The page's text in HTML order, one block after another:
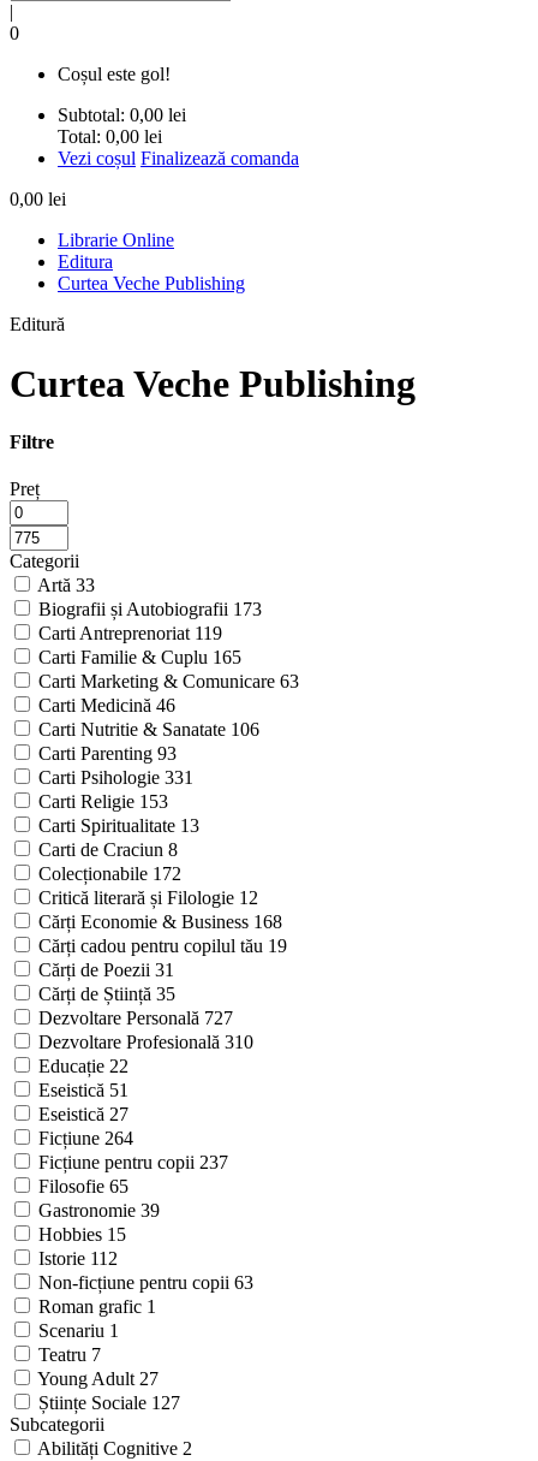
|
0
Coșul este gol!
Subtotal: 0,00 lei
Total: 0,00 lei
Vezi coșul Finalizează comanda
0,00 lei
Librarie Online
Editura
Curtea Veche Publishing
Editură
Curtea Veche Publishing
Filtre
Preț
Categorii
Artă 33
Biografii și Autobiografii 173
Carti Antreprenoriat 119
Carti Familie & Cuplu 165
Carti Marketing & Comunicare 63
Carti Medicină 46
Carti Nutritie & Sanatate 106
Carti Parenting 93
Carti Psihologie 331
Carti Religie 153
Carti Spiritualitate 13
Carti de Craciun 8
Colecționabile 172
Critică literară și Filologie 12
Cărți Economie & Business 168
Cărți cadou pentru copilul tău 19
Cărți de Poezii 31
Cărți de Știință 35
Dezvoltare Personală 727
Dezvoltare Profesională 310
Educație 22
Eseistică 51
Eseistică 27
Ficțiune 264
Ficțiune pentru copii 237
Filosofie 65
Gastronomie 39
Hobbies 15
Istorie 112
Non-ficțiune pentru copii 63
Roman grafic 1
Scenariu 1
Teatru 7
Young Adult 27
Științe Sociale 127
Subcategorii
Abilități Cognitive 2